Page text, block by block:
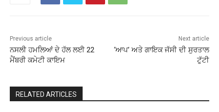
Previous article
ਨਸਲੀ ਹਮਲਿਆਂ ਦੇ ਹੱਲ ਲਈ 22
ਮੈਂਬਰੀ ਕਮੇਟੀ ਕਾਇਮ
Next article
‘ਆਪ’ ਅਤੇ ਗਾਇਕ ਜੱਸੀ ਦੀ ਸੁਰਤਾਲ
ਟੁੱਟੀ
RELATED ARTICLES